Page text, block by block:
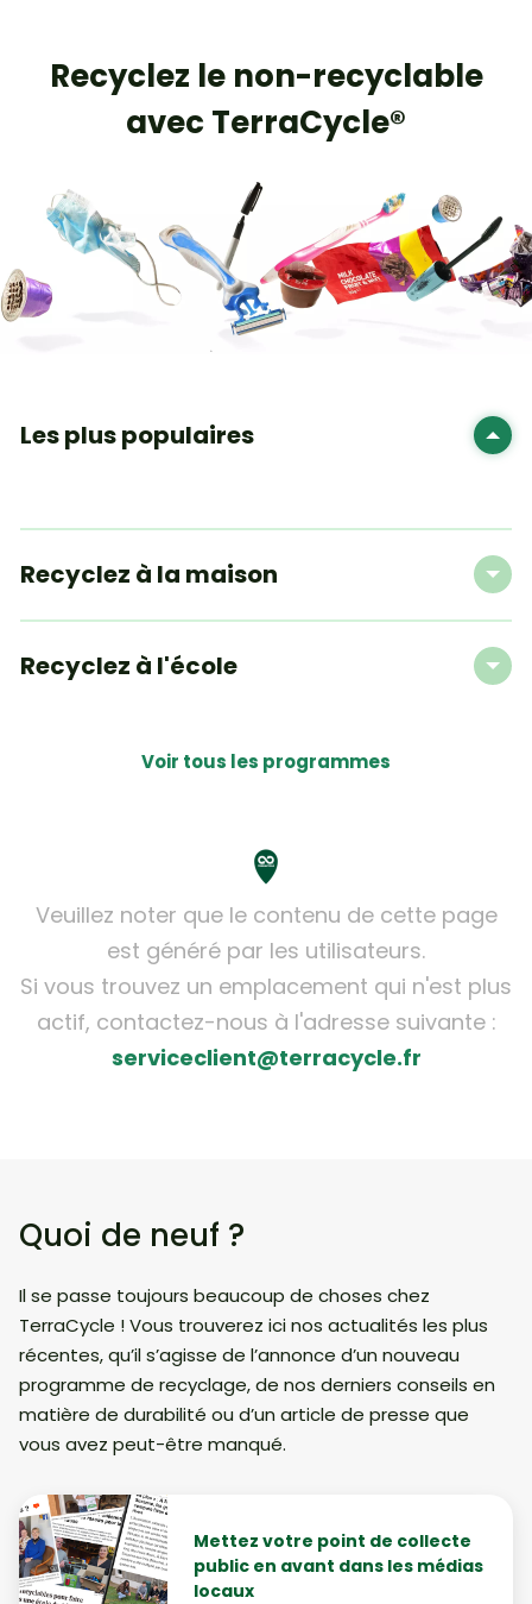
Recyclez le non-recyclable
avec TerraCycle®
Les plus populaires
Recyclez à la maison
Recyclez à l'école
Voir tous les programmes
Veuillez noter que le contenu de cette page
est généré par les utilisateurs.
Si vous trouvez un emplacement qui n'est plus
actif, contactez-nous à l'adresse suivante :
serviceclient@terracycle.fr
Quoi de neuf ?
Il se passe toujours beaucoup de choses chez
TerraCycle ! Vous trouverez ici nos actualités les plus
récentes, qu’il s’agisse de l’annonce d’un nouveau
programme de recyclage, de nos derniers conseils en
matière de durabilité ou d’un article de presse que
vous avez peut-être manqué.
Mettez votre point de collecte
public en avant dans les médias
locaux